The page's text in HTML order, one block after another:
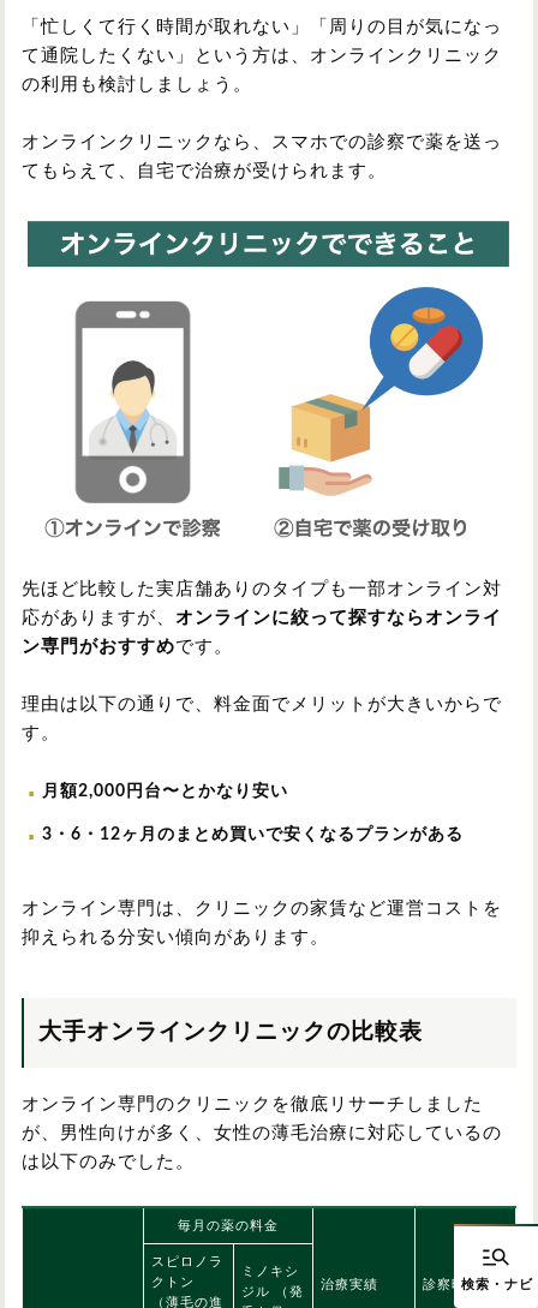
「忙しくて行く時間が取れない」「周りの目が気になっ
て通院したくない」という方は、オンラインクリニック
の利用も検討しましょう。
オンラインクリニックなら、スマホでの診察で薬を送っ
てもらえて、自宅で治療が受けられます。
先ほど比較した実店舗ありのタイプも一部オンライン対
応がありますが、 オンラインに絞って探すならオンライ
ン専門がおすすめです。
理由は以下の通りで、料金面でメリットが大きいからで
す。
月額2,000円台〜とかなり安い
3・6・12ヶ月のまとめ買いで安くなるプランがある
オンライン専門は、クリニックの家賃など運営コストを
抑えられる分安い傾向があります。
大手オンラインクリニックの比較表
オンライン専門のクリニックを徹底リサーチしました
が、男性向けが多く、女性の薄毛治療に対応しているの
は以下のみでした。
毎月の薬の料金
治療実績 診察時間
スピロノラ
クトン
（薄毛の進
ミノキシ
ジル （発